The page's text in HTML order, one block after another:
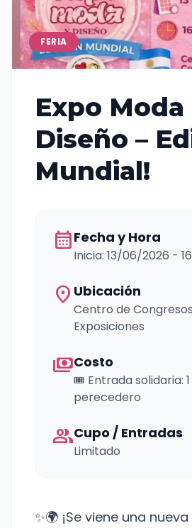
FERIA
Expo Moda
Diseño –
Mundial!
calendar_monthFecha y Hora
Inicia: 13/06/2026 -
location_on Ubicación
Centro de
Exposiciones
paymentsCosto
🎟️ Entrada solidaria:
perecedero
groupCupo / Entradas
Limitado
✨🌍 ¡Se viene una